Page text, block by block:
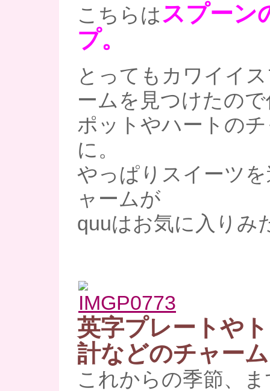
こちらはスプーン
プ。
とってもカワイイ
ームを見つけたの
ポットやハートの
に。
やっぱりスイーツ
ャームが
quuはお気に入りみ
英字プレートや
計などのチャー
これからの季節、